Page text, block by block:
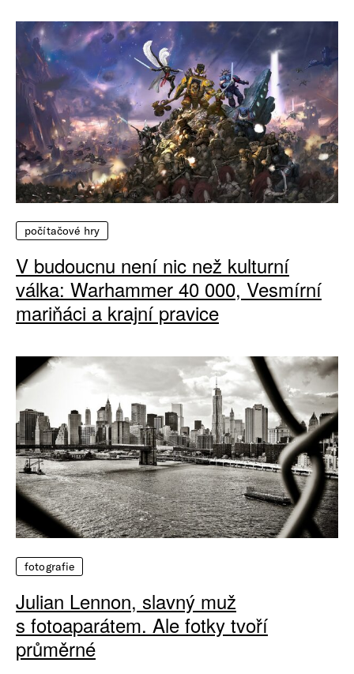
počítačové hry
V budoucnu není nic než kulturní
válka: Warhammer 40 000, Vesmírní
mariňáci a krajní pravice
fotografie
Julian Lennon, slavný muž
s fotoaparátem. Ale fotky tvoří
průměrné